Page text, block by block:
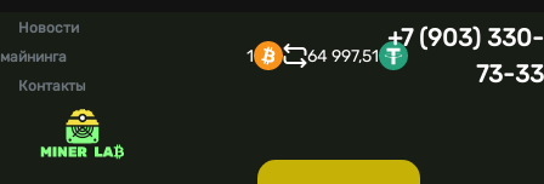
Новости
майнинга
Контакты
1 64 997,51
+7 (903) 330-
73-33